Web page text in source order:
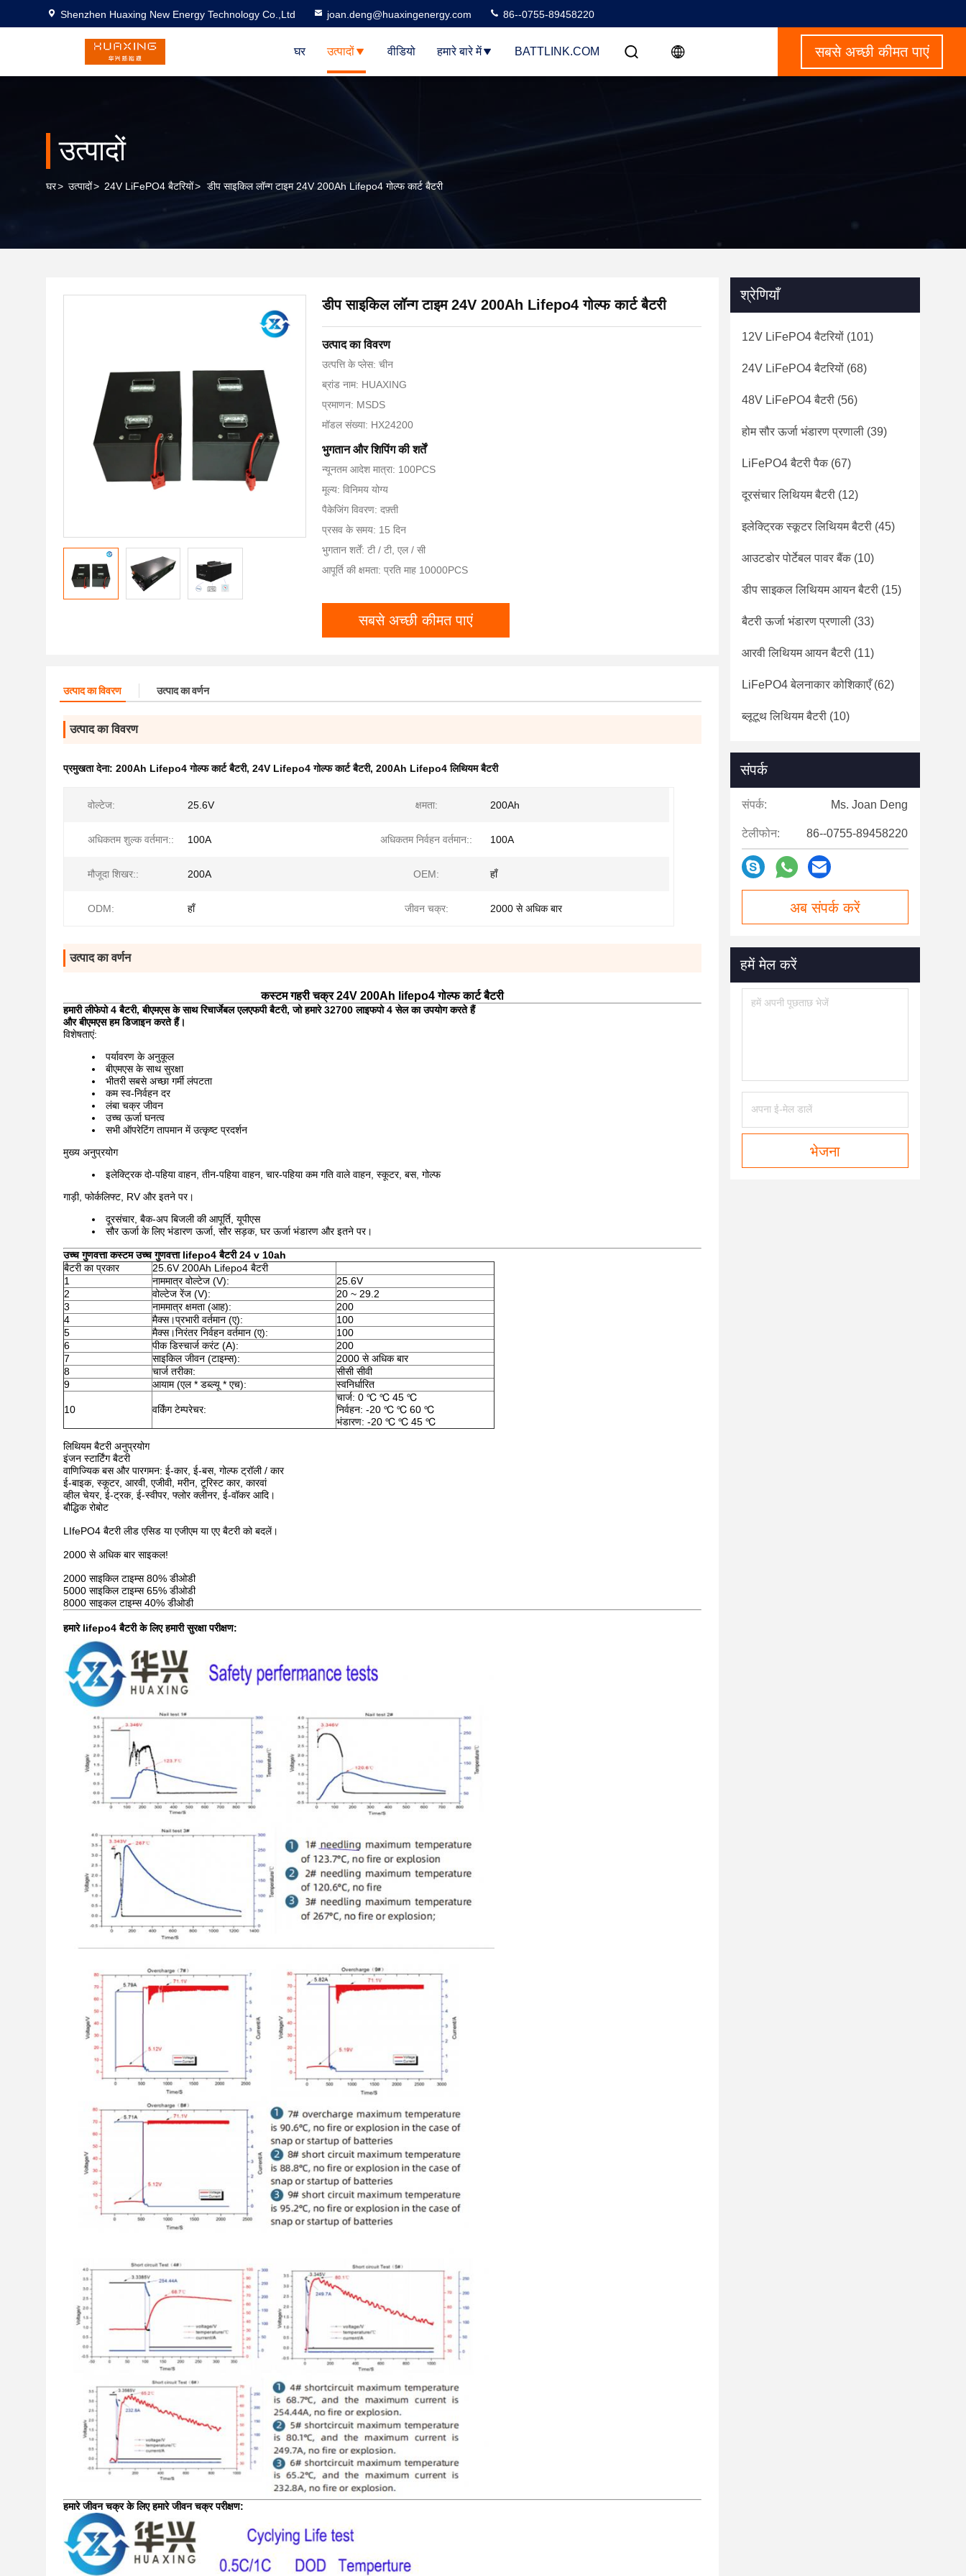
Shenzhen Huaxing New Energy Technology Co.,Ltd joan.deng@huaxingenergy.com 86--0755-89458220
घर उत्पादों वीडियो हमारे बारे में BATTLINK.COM सबसे अच्छी कीमत पाएं
उत्पादों
घर> उत्पादों> 24V LiFePO4 बैटरियों> डीप साइकिल लॉन्ग टाइम 24V 200Ah Lifepo4 गोल्फ कार्ट बैटरी
डीप साइकिल लॉन्ग टाइम 24V 200Ah Lifepo4 गोल्फ कार्ट बैटरी
उत्पाद का विवरण
उत्पत्ति के प्लेस: चीन
ब्रांड नाम: HUAXING
प्रमाणन: MSDS
मॉडल संख्या: HX24200
भुगतान और शिपिंग की शर्तें
न्यूनतम आदेश मात्रा: 100PCS
मूल्य: विनिमय योग्य
पैकेजिंग विवरण: दफ़्ती
प्रसव के समय: 15 दिन
भुगतान शर्तें: टी / टी, एल / सी
आपूर्ति की क्षमता: प्रति माह 10000PCS
सबसे अच्छी कीमत पाएं
उत्पाद का विवरण उत्पाद का वर्णन
उत्पाद का विवरण
प्रमुखता देना: 200Ah Lifepo4 गोल्फ कार्ट बैटरी, 24V Lifepo4 गोल्फ कार्ट बैटरी, 200Ah Lifepo4 लिथियम बैटरी
वोल्टेज: 25.6V क्षमता: 200Ah
अधिकतम शुल्क वर्तमान:: 100A अधिकतम निर्वहन वर्तमान:: 100A
मौजूदा शिखर:: 200A OEM: हाँ
ODM: हाँ जीवन चक्र: 2000 से अधिक बार
उत्पाद का वर्णन
कस्टम गहरी चक्र 24V 200Ah lifepo4 गोल्फ कार्ट बैटरी
हमारी लीफेपो 4 बैटरी, बीएमएस के साथ रिचार्जेबल एलएफपी बैटरी, जो हमारे 32700 लाइफपो 4 सेल का उपयोग करते हैं
और बीएमएस हम डिजाइन करते हैं।
विशेषताएं:
पर्यावरण के अनुकूल
बीएमएस के साथ सुरक्षा
भीतरी सबसे अच्छा गर्मी लंपटता
कम स्व-निर्वहन दर
लंबा चक्र जीवन
उच्च ऊर्जा घनत्व
सभी ऑपरेटिंग तापमान में उत्कृष्ट प्रदर्शन
मुख्य अनुप्रयोग
इलेक्ट्रिक दो-पहिया वाहन, तीन-पहिया वाहन, चार-पहिया कम गति वाले वाहन, स्कूटर, बस, गोल्फ
गाड़ी, फोर्कलिफ्ट, RV और इतने पर।
दूरसंचार, बैक-अप बिजली की आपूर्ति, यूपीएस
सौर ऊर्जा के लिए भंडारण ऊर्जा, सौर सड़क, घर ऊर्जा भंडारण और इतने पर।
उच्च गुणवत्ता कस्टम उच्च गुणवत्ता lifepo4 बैटरी 24 v 10ah
बैटरी का प्रकार
25.6V 200Ah Lifepo4 बैटरी
1
नाममात्र वोल्टेज (V):
25.6V
2
वोल्टेज रेंज (V):
20 ~ 29.2
3
नाममात्र क्षमता (आह):
200
4
मैक्स।प्रभारी वर्तमान (ए):
100
5
मैक्स।निरंतर निर्वहन वर्तमान (ए):
100
6
पीक डिस्चार्ज करंट (A):
200
7
साइकिल जीवन (टाइम्स):
2000 से अधिक बार
8
चार्ज तरीका:
सीसी सीवी
9
आयाम (एल * डब्ल्यू * एच): स्वनिर्धारित
10 वर्किंग टेम्परेचर:
चार्ज: 0 ℃ ℃ 45 ℃
निर्वहन: -20 ℃ ℃ 60 ℃
भंडारण: -20 ℃ ℃ 45 ℃
लिथियम बैटरी अनुप्रयोग
इंजन स्टार्टिंग बैटरी
वाणिज्यिक बस और पारगमन: ई-कार, ई-बस, गोल्फ ट्रॉली / कार
ई-बाइक, स्कूटर, आरवी, एजीवी, मरीन, टूरिस्ट कार, कारवां
व्हील चेयर, ई-ट्रक, ई-स्वीपर, फ्लोर क्लीनर, ई-वॉकर आदि।
बौद्धिक रोबोट
LIfePO4 बैटरी लीड एसिड या एजीएम या एए बैटरी को बदलें।
2000 से अधिक बार साइकल!
2000 साइकिल टाइम्स 80% डीओडी
5000 साइकिल टाइम्स 65% डीओडी
8000 साइकल टाइम्स 40% डीओडी
हमारे lifepo4 बैटरी के लिए हमारी सुरक्षा परीक्षण:
हमारे जीवन चक्र के लिए हमारे जीवन चक्र परीक्षण:
श्रेणियाँ
12V LiFePO4 बैटरियों (101)
24V LiFePO4 बैटरियों (68)
48V LiFePO4 बैटरी (56)
होम सौर ऊर्जा भंडारण प्रणाली (39)
LiFePO4 बैटरी पैक (67)
दूरसंचार लिथियम बैटरी (12)
इलेक्ट्रिक स्कूटर लिथियम बैटरी (45)
आउटडोर पोर्टेबल पावर बैंक (10)
डीप साइकल लिथियम आयन बैटरी (15)
बैटरी ऊर्जा भंडारण प्रणाली (33)
आरवी लिथियम आयन बैटरी (11)
LiFePO4 बेलनाकार कोशिकाएँ(62)
ब्लूटूथ लिथियम बैटरी (10)
संपर्क
संपर्क: Ms. Joan Deng
टेलीफोन: 86--0755-89458220
अब संपर्क करें
हमें मेल करें
भेजना